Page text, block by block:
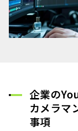
企業の
カメラマ
事項